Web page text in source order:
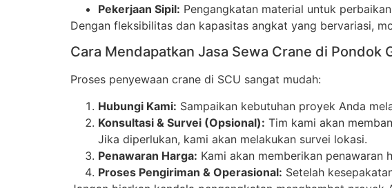
Pekerjaan Sipil: Pengangkatan material untuk
Dengan fleksibilitas dan kapasitas angkat yang bervariasi,
Cara Mendapatkan Jasa Sewa Crane di Pondok
Proses penyewaan crane di SCU sangat mudah:
Hubungi Kami: Sampaikan kebutuhan proyek Anda
Konsultasi & Survei (Opsional): Tim kami akan
Jika diperlukan, kami akan melakukan survei lokasi.
Penawaran Harga: Kami akan memberikan penawaran
Proses Pengiriman & Operasional: Setelah